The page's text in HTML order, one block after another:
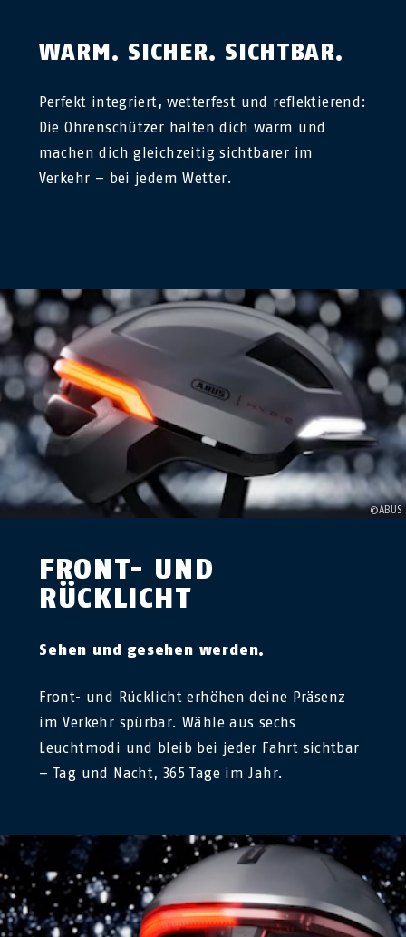
WARM. SICHER. SICHTBAR.
Perfekt integriert, wetterfest und reflektierend:
Die Ohrenschützer halten dich warm und
machen dich gleichzeitig sichtbarer im
Verkehr – bei jedem Wetter.
FRONT- UND
RÜCKLICHT
Sehen und gesehen werden.
Front- und Rücklicht erhöhen deine Präsenz
im Verkehr spürbar. Wähle aus sechs
Leuchtmodi und bleib bei jeder Fahrt sichtbar
– Tag und Nacht, 365 Tage im Jahr.